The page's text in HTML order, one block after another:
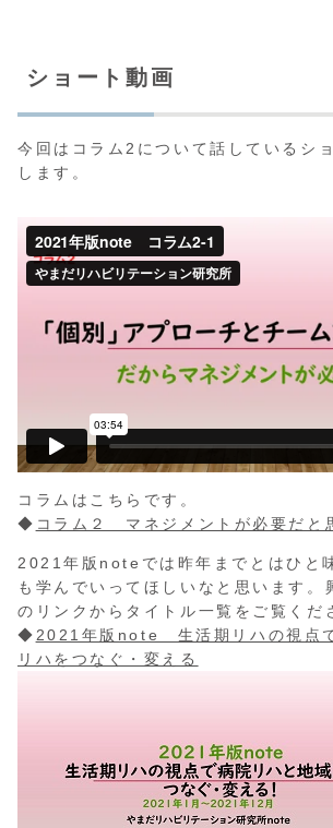
ショート動画
今回はコラム2について話しているシ
します。
コラムはこちらです。
◆ コラム２ マネジメントが必要だと
2021年版noteでは昨年までとはひと
も学んでいってほしいなと思います。
のリンクからタイトル一覧をご覧くだ
◆ 2021年版note 生活期リハの視点
リハをつなぐ・変える